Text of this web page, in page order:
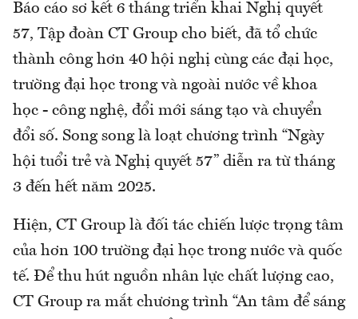
Báo cáo sơ kết 6 tháng triển khai Nghị quyết
57, Tập đoàn CT Group cho biết, đã tổ chức
thành công hơn 40 hội nghị cùng các đại học,
trường đại học trong và ngoài nước về khoa
học - công nghệ, đổi mới sáng tạo và chuyển
đổi số. Song song là loạt chương trình “Ngày
hội tuổi trẻ và Nghị quyết 57” diễn ra từ tháng
3 đến hết năm 2025.
Hiện, CT Group là đối tác chiến lược trọng tâm
của hơn 100 trường đại học trong nước và quốc
tế. Để thu hút nguồn nhân lực chất lượng cao,
CT Group ra mắt chương trình “An tâm để sáng